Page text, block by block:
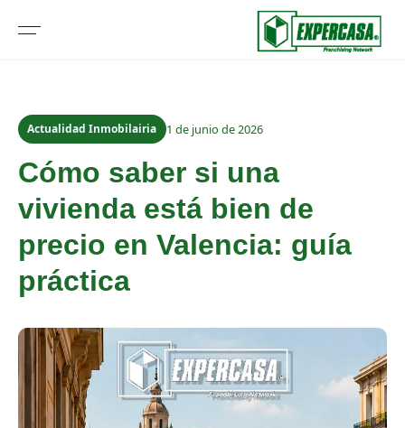
Actualidad Inmobilairia 1 de junio de 2026
Cómo saber si una
vivienda está bien de
precio en Valencia: guía
práctica